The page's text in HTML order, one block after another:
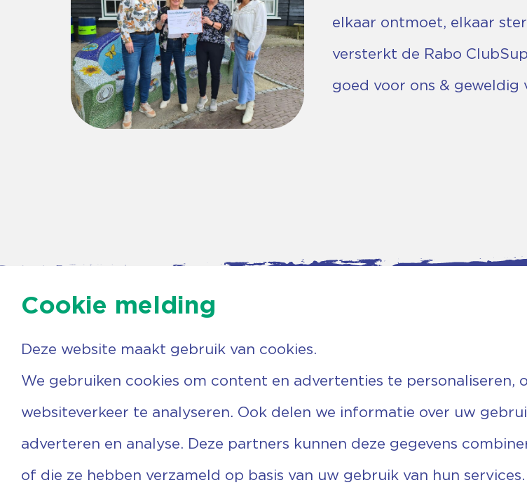
elkaar ontmoet, elkaar
versterkt de Rabo
goed voor ons & geweldig
Nieuws
Over ons
Ervaringen
Privacyverklaring
Beerzerweg 5D.
0529 455 767
info@vechtgenoten.nl
KVK:
Rek.nr:
Cookie melding
Deze website maakt gebruik van cookies.
We gebruiken cookies om content en advertenties te personaliseren,
websiteverkeer te analyseren. Ook delen we informatie over uw
adverteren en analyse. Deze partners kunnen deze gegevens
of die ze hebben verzameld op basis van uw gebruik van hun services.